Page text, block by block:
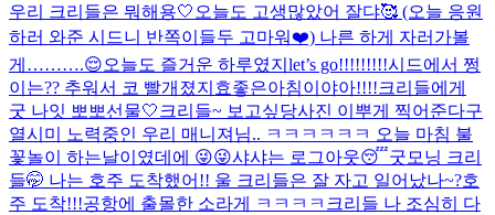
우리 크리들은 뭐해용🤍 오늘도 고생많았어 잘댜🥰 (오늘 응원
하러 와준 시드니 반쪽이들두 고마워❤️) 나른 하게 자러가볼
게……….😌오늘도 즐거운 하루였지 let’s go!!!!!!!!!시드에서 쩡
이는?? 추워서 코 빨개졌지효좋은아침이야아!!!!크리들에게
굿 나잇 뽀뽀선물🤍 크리들~ 보고싶당사진 이뿌게 찍어준다구
열시미 노력중인 우리 매니져님.. ㅋㅋㅋㅋㅋㅋ 오늘 마침 불
꽃놀이 하는날이였데에 😜😜샤샤는 로그아웃😴굿모닝 크리
들🤭 나는 호주 도착했어!! 울 크리들은 잘 자고 일어났나~?호
주 도착!!!공항에 출몰한 소라게 ㅋㅋㅋㅋ 크리들 나 조심히 다